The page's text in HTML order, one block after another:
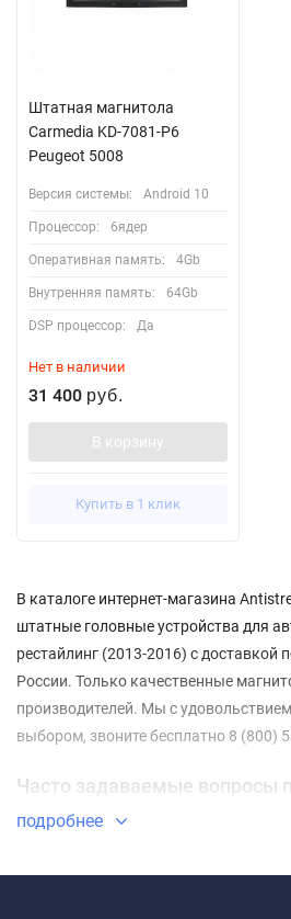
Штатная магнитола
Carmedia KD-7081-P6
Peugeot 5008
Версия системы: Android 10
Процессор: 6ядер
Оперативная память: 4Gb
Внутренняя память: 64Gb
DSP процессор: Да
Нет в наличии
31 400 руб.
В корзину
Купить в 1 клик
В каталоге интернет-магазина
штатные головные устройства для
рестайлинг (2013-2016) с доставкой
России. Только качественные
производителей. Мы с
выбором, звоните бесплатно 8 (800)
Часто задаваемые вопросы
магнитолы Peugeot 5008
подробнее